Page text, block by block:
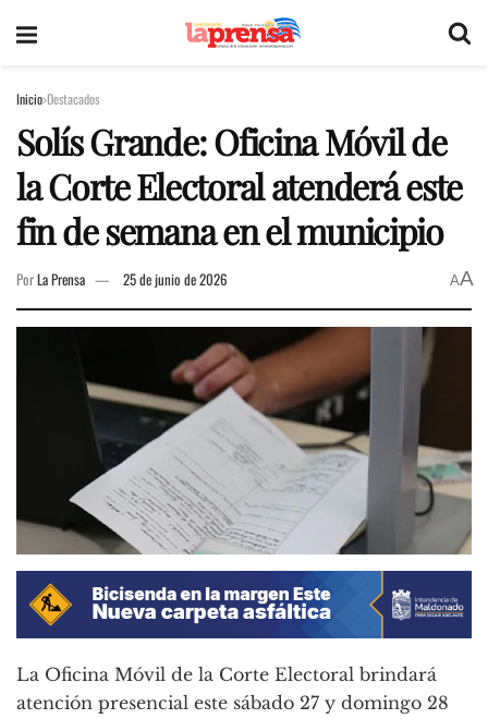
Inicio Destacados
Solís Grande: Oficina Móvil de
la Corte Electoral atenderá este
fin de semana en el municipio
PorLa Prensa 25 de junio de 2026 AA
La Oficina Móvil de la Corte Electoral brindará
atención presencial este sábado 27 y domingo 28